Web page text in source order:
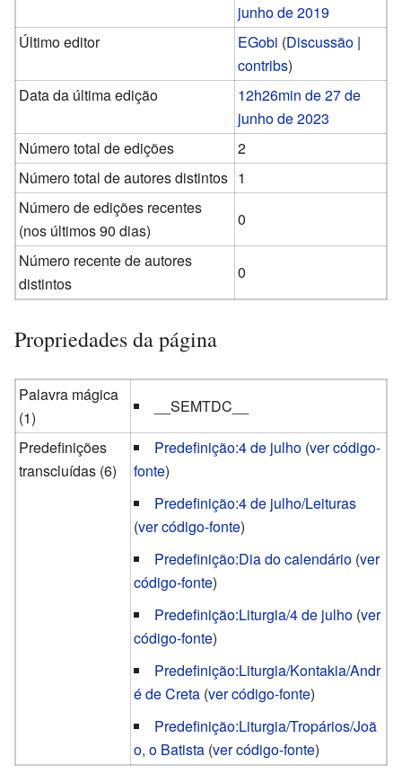
junho de 2019
Último editor
EGobi (Discussão |
contribs)
Data da última edição
12h26min de 27 de
junho de 2023
Número total de edições
2
Número total de autores distintos 1
Número de edições recentes
(nos últimos 90 dias)
0
Número recente de autores
distintos
0
Propriedades da página
Palavra mágica
(1)
__SEMTDC__
Predefinições
transcluídas (6)
Predefinição:4 de julho (ver código-
fonte)
Predefinição:4 de julho/Leituras
(ver código-fonte)
Predefinição:Dia do calendário (ver
código-fonte)
Predefinição:Liturgia/4 de julho (ver
código-fonte)
Predefinição:Liturgia/Kontakia/Andr
é de Creta (ver código-fonte)
Predefinição:Liturgia/Tropários/Joã
o, o Batista (ver código-fonte)